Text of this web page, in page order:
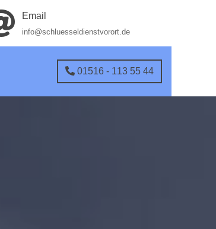
Email
info@schluesseldienstvorort.de
01516 - 113 55 44